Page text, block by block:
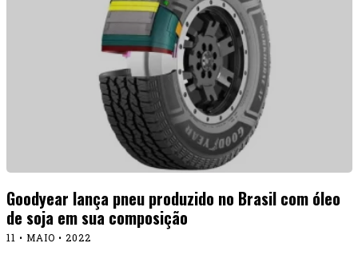
Goodyear lança pneu produzido no Brasil com óleo
de soja em sua composição
11 • MAIO • 2022